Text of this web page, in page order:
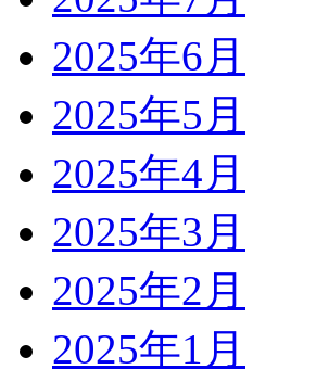
2025年6月
2025年5月
2025年4月
2025年3月
2025年2月
2025年1月